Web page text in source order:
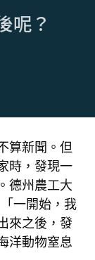
呢？
算新聞。但
時，發現一
德州農工大
一開始，我
來之後，發
洋動物窒息